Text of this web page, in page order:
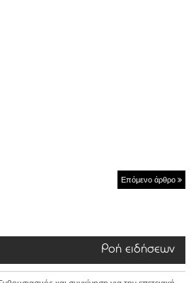
Επόμενο άρθρο
Ροή ειδήσεων